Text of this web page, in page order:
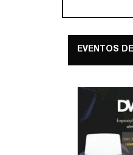
EVENTOS